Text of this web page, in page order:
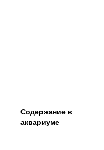
Содержание в
аквариуме